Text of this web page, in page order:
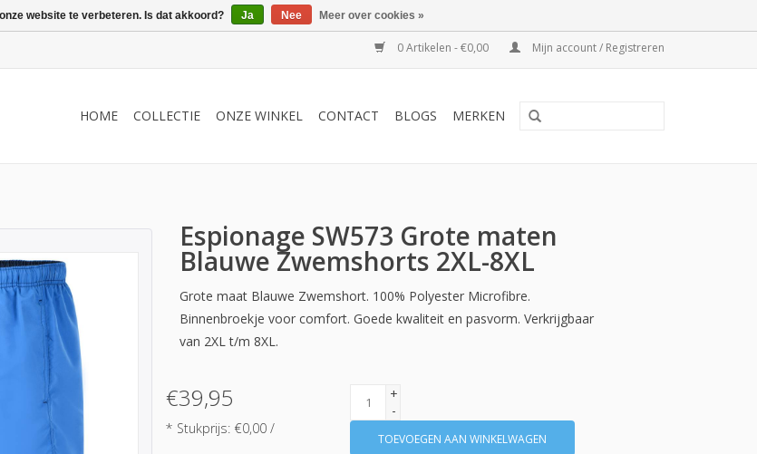
0 Artikelen - €0,00 Mijn account / Registreren
HOME COLLECTIE ONZE WINKEL CONTACT BLOGS MERKEN
Espionage SW573 Grote maten
Blauwe Zwemshorts 2XL-8XL
Grote maat Blauwe Zwemshort. 100% Polyester Microfibre.
Binnenbroekje voor comfort. Goede kwaliteit en pasvorm. Verkrijgbaar
van 2XL t/m 8XL.
€39,95
* Stukprijs: €0,00 /
+
-
TOEVOEGEN AAN WINKELWAGEN
website te verbeteren. Is dat akkoord? Ja Nee Meer over cookies »